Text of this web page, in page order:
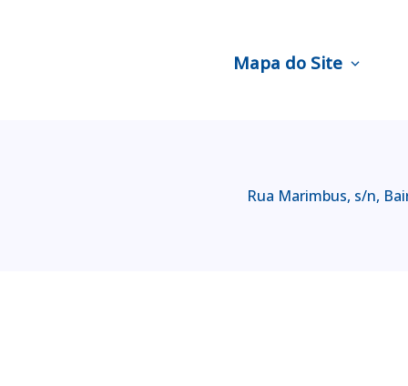
Mapa do Site expand_more
Rua Marimbus, s/n,